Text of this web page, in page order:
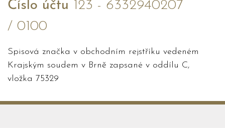
Číslo účtu 123 - 6332940207
/ 0100
Spisová značka v obchodním rejstříku vedeném
Krajským soudem v Brně zapsané v oddílu C,
vložka 75329